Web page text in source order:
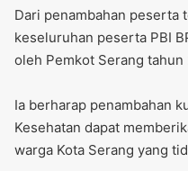
‎Dari penambahan peserta
keseluruhan peserta PBI
oleh Pemkot Serang
‎Ia berharap penambahan
Kesehatan dapat
warga Kota Serang yang